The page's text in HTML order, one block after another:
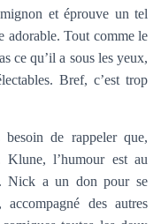
et éprouve un tel
adorable. Tout comme le
ce qu’il a sous les yeux,
Bref, c’est trop
de rappeler que,
Klune, l’humour est au
Nick a un don pour se
des autres